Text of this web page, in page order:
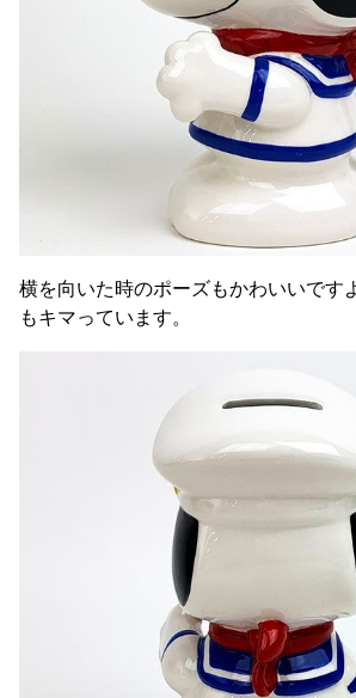
横を向いた時のポーズもかわいいです
もキマっています。